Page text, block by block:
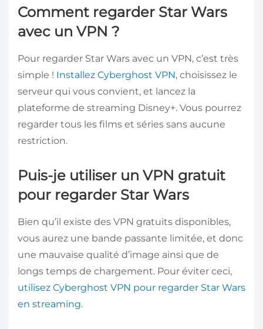
Comment regarder Star Wars
avec un VPN ?
Pour regarder Star Wars avec un VPN, c’est très
simple ! Installez Cyberghost VPN, choisissez le
serveur qui vous convient, et lancez la
plateforme de streaming Disney+. Vous pourrez
regarder tous les films et séries sans aucune
restriction.
Puis-je utiliser un VPN gratuit
pour regarder Star Wars
Bien qu’il existe des VPN gratuits disponibles,
vous aurez une bande passante limitée, et donc
une mauvaise qualité d’image ainsi que de
longs temps de chargement. Pour éviter ceci,
utilisez Cyberghost VPN pour regarder Star Wars
en streaming.